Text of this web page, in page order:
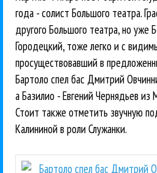
года - солист Большого театра.
другого Большого театра, но уже
Городецкий, тоже легко и с
просуществовавший в
Бартоло спел бас Дмитрий
а Базилио - Евгений Чернядьев из
Стоит также отметить звучную
Калининой в роли Служанки.